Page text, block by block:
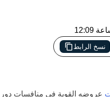
نسخ الرابط
عروضه القوية في منافسات